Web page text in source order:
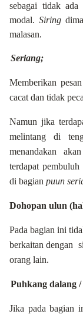
sebagai tidak
modal.Siring
malasan.
Seriang;
Memberikan
cacat dan tidak
Namun jika
melintang di
menandakan
terdapat
di bagian puun
Dohopan ulun
Pada bagian ini
berkaitan dengan
orang lain.
Puhkang dalang
Jika pada bagian